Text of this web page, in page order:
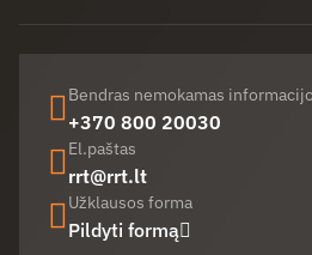
Bendras nemokamas
+370 800 20030
El.paštas
rrt@rrt.lt
Užklausos forma
Pildyti formą